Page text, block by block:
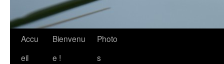
Aller
Accu
eil
Bienvenu
e !
Photo
s